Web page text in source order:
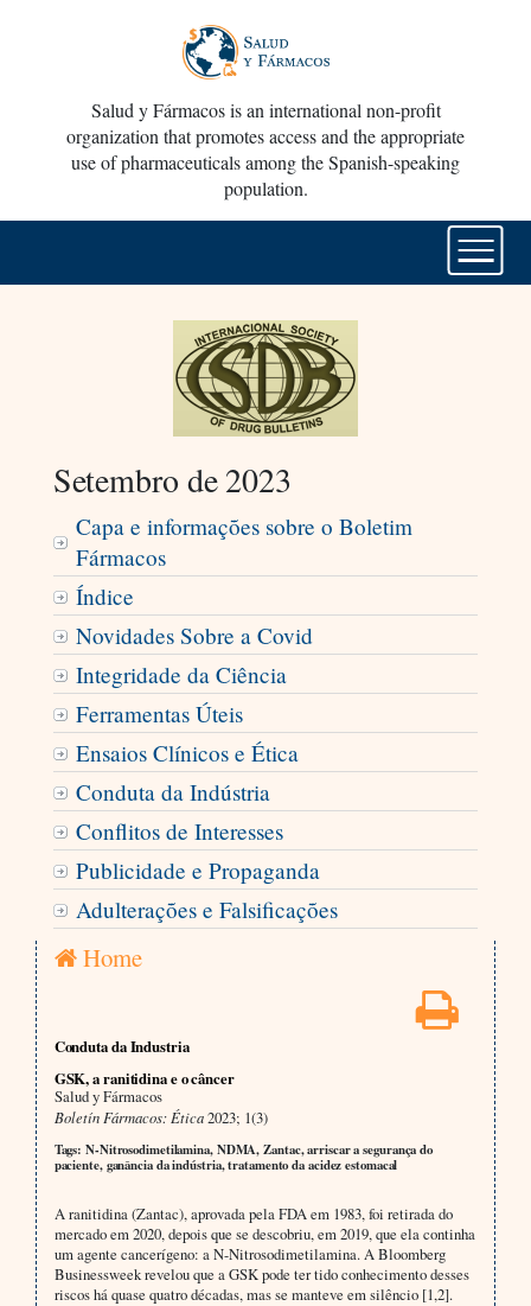
Salud y Fármacos is an international non-profit
organization that promotes access and the appropriate
use of pharmaceuticals among the Spanish-speaking
population.
Setembro de 2023
Capa e informações sobre o Boletim
Fármacos
Índice
Novidades Sobre a Covid
Integridade da Ciência
Ferramentas Úteis
Ensaios Clínicos e Ética
Conduta da Indústria
Conflitos de Interesses
Publicidade e Propaganda
Adulterações e Falsificações
Home
Conduta da Industria
GSK, a ranitidina e o câncer
Salud y Fármacos
Boletín Fármacos: Ética2023; 1(3)
Tags: N-Nitrosodimetilamina, NDMA, Zantac, arriscar a segurança do
paciente, ganância da indústria, tratamento da acidez estomacal
A ranitidina (Zantac), aprovada pela FDA em 1983, foi retirada do
mercado em 2020, depois que se descobriu, em 2019, que ela continha
um agente cancerígeno: a N-Nitrosodimetilamina. A Bloomberg
Businessweek revelou que a GSK pode ter tido conhecimento desses
riscos há quase quatro décadas, mas se manteve em silêncio [1,2].